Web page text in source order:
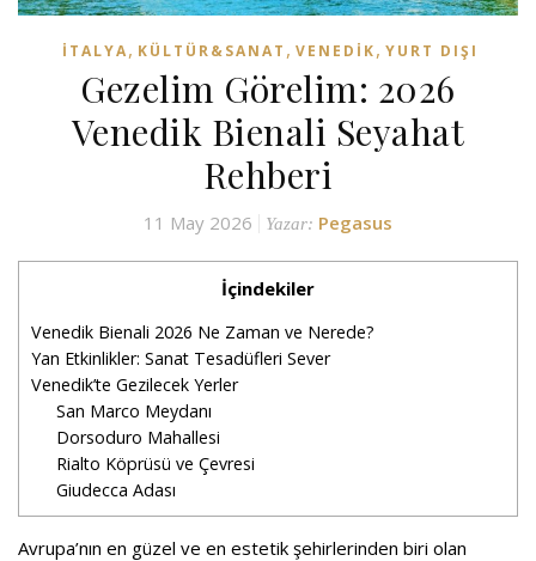
İTALYA, KÜLTÜR&SANAT , VENEDIK, YURT DIŞI
Gezelim Görelim: 2026
Venedik Bienali Seyahat
Rehberi
11 May 2026 Yazar: Pegasus
İçindekiler
Venedik Bienali 2026 Ne Zaman ve Nerede?
Yan Etkinlikler: Sanat Tesadüfleri Sever
Venedik’te Gezilecek Yerler
San Marco Meydanı
Dorsoduro Mahallesi
Rialto Köprüsü ve Çevresi
Giudecca Adası
Avrupa’nın en güzel ve en estetik şehirlerinden biri olan